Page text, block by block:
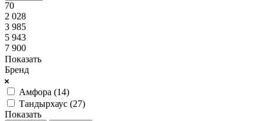
70
2 028
3 985
5 943
7 900
Показать
Бренд
Амфора (14)
Тандырхаус (27)
Показать